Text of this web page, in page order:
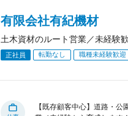
有限会社有紀機材
土木資材のルート営業／未経験
正社員 転勤なし 職種未経験歓迎
【既存顧客中心】道路・